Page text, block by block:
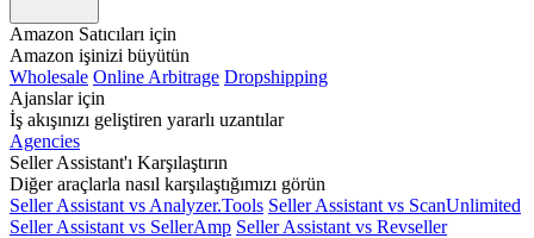
Amazon Satıcıları için
Amazon işinizi büyütün
Wholesale Online Arbitrage Dropshipping
Ajanslar için
İş akışınızı geliştiren yararlı uzantılar
Agencies
Seller Assistant'ı Karşılaştırın
Diğer araçlarla nasıl karşılaştığımızı görün
Seller Assistant vs Analyzer.Tools Seller Assistant vs ScanUnlimited
Seller Assistant vs SellerAmp Seller Assistant vs Revseller